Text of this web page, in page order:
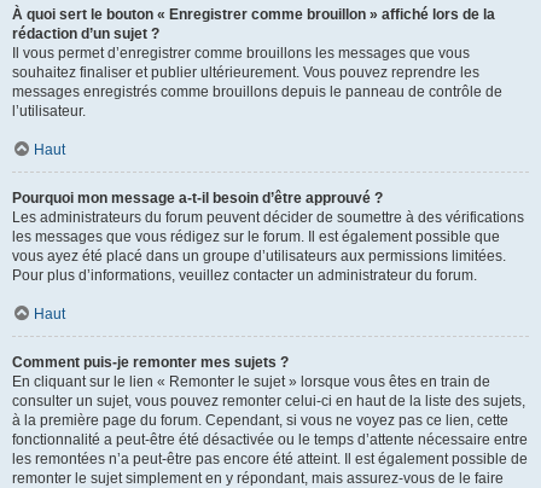
À quoi sert le bouton « Enregistrer comme brouillon » affiché lors de la
rédaction d’un sujet ?
Il vous permet d’enregistrer comme brouillons les messages que vous
souhaitez finaliser et publier ultérieurement. Vous pouvez reprendre les
messages enregistrés comme brouillons depuis le panneau de contrôle de
l’utilisateur.
Haut
Pourquoi mon message a-t-il besoin d’être approuvé ?
Les administrateurs du forum peuvent décider de soumettre à des vérifications
les messages que vous rédigez sur le forum. Il est également possible que
vous ayez été placé dans un groupe d’utilisateurs aux permissions limitées.
Pour plus d’informations, veuillez contacter un administrateur du forum.
Haut
Comment puis-je remonter mes sujets ?
En cliquant sur le lien « Remonter le sujet » lorsque vous êtes en train de
consulter un sujet, vous pouvez remonter celui-ci en haut de la liste des sujets,
à la première page du forum. Cependant, si vous ne voyez pas ce lien, cette
fonctionnalité a peut-être été désactivée ou le temps d’attente nécessaire entre
les remontées n’a peut-être pas encore été atteint. Il est également possible de
remonter le sujet simplement en y répondant, mais assurez-vous de le faire